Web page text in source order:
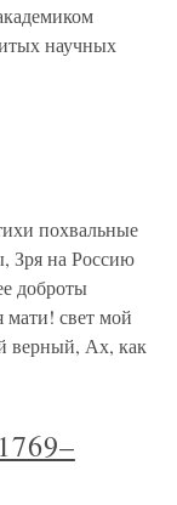
научных
похвальные
Зря на Россию
доброты
свет мой
верный, Ах, как